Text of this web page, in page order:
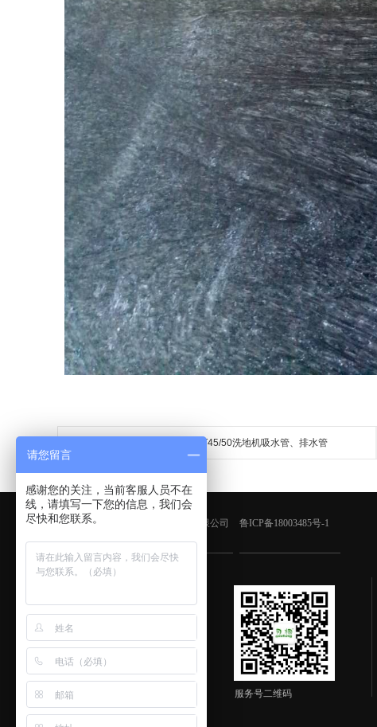
上一个：洗地机配件、T45/50洗地机吸水管、排水管
版权所有：青岛鑫金邦清洁设备有限公司
客服微信 服务号二维码
鲁ICP备18003485号-1
请您留言
感谢您的关注，当前客服人员不在
线，请填写一下您的信息，我们会
尽快和您联系。